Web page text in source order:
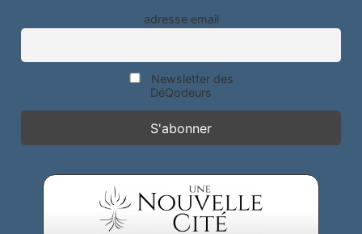
adresse email
Newsletter des
DéQodeurs